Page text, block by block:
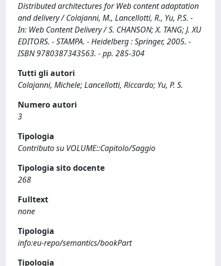
Distributed architectures for Web content adaptation
and delivery / Colajanni, M., Lancellotti, R., Yu, P.S. -
In: Web Content Delivery / S. CHANSON; X. TANG; J. XU
EDITORS. - STAMPA. - Heidelberg : Springer, 2005. -
ISBN 9780387343563. - pp. 285-304
Tutti gli autori
Colajanni, Michele; Lancellotti, Riccardo; Yu, P. S.
Numero autori
3
Tipologia
Contributo su VOLUME::Capitolo/Saggio
Tipologia sito docente
268
Fulltext
none
Tipologia
info:eu-repo/semantics/bookPart
Tipologia